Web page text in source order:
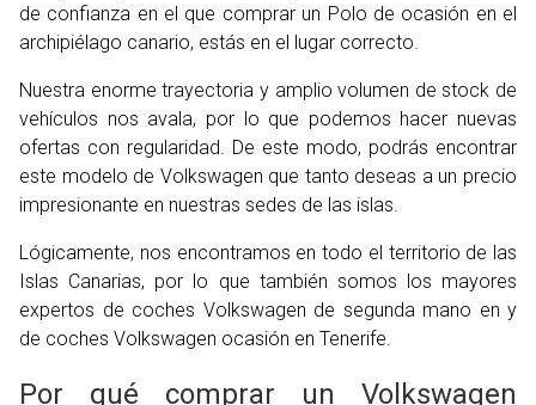
de confianza en el que comprar un Polo de ocasión en el
archipiélago canario, estás en el lugar correcto.
Nuestra enorme trayectoria y amplio volumen de stock de
vehículos nos avala, por lo que podemos hacer nuevas
ofertas con regularidad. De este modo, podrás encontrar
este modelo de Volkswagen que tanto deseas a un precio
impresionante en nuestras sedes de las islas.
Lógicamente, nos encontramos en todo el territorio de las
Islas Canarias, por lo que también somos los mayores
expertos de coches Volkswagen de segunda mano en y
de coches Volkswagen ocasión en Tenerife.
Por qué comprar un Volkswagen